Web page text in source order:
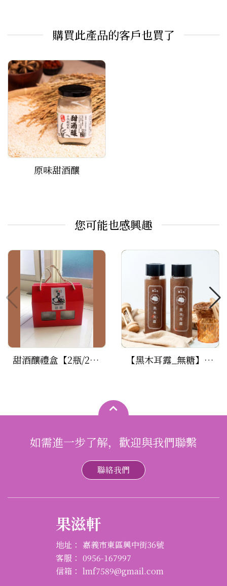
購買此產品的客戶也買了
原味甜酒釀
您可能也感興趣
甜酒釀禮盒【2瓶/280克/瓶 】 【黑木耳露_無糖】 12瓶特惠組(500ml/瓶)
如需進一步了解，歡迎與我們聯繫
聯絡我們
果滋軒
地址： 嘉義市東區興中街36號
客服： 0956-167997
信箱： lmf7589@gmail.com